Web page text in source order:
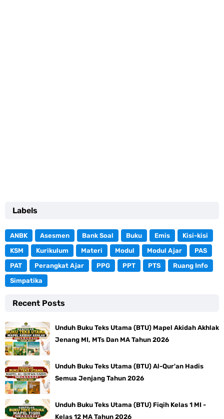
Labels
ANBK Asesmen Bank Soal Buku Emis
Kisi-kisi
KSM
Kurikulum Materi Modul Modul Ajar
PAS
PAT
Perangkat Ajar PPG PPT PTS
Ruang Info
Simpatika
Recent Posts
Unduh Buku Teks Utama (BTU) Mapel Akidah Akhlak
Jenang MI, MTs Dan MA Tahun 2026
Unduh Buku Teks Utama (BTU) Al-Qur'an Hadis
Semua Jenjang Tahun 2026
Unduh Buku Teks Utama (BTU) Fiqih Kelas 1 MI -
Kelas 12 MA Tahun 2026